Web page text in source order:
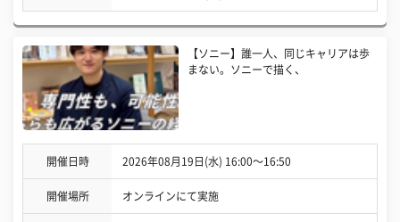
【ソニー】誰一人、同じキャリアは歩
まない。ソニーで描く、
開催日時 2026年08月19日(水) 16:00〜16:50
開催場所 オンラインにて実施